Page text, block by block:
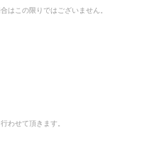
はこの限りではございません。
わせて頂きます。